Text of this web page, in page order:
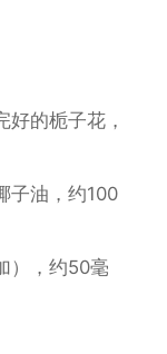
的栀子花，
子油，约100
），约50毫